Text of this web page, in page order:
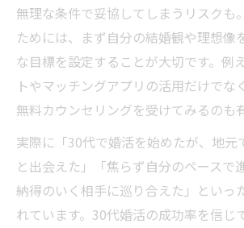
無理な条件で妥協してしまうリスクも
ためには、まず自分の結婚観や理想像
な目標を設定することが大切です。例
トやマッチングアプリの活用だけでな
無料カウンセリングを受けてみるのも
実際に「30代で婚活を始めたが、地元
と出会えた」「焦らず自分のペースで
納得のいく相手に巡り合えた」といっ
れています。30代婚活の成功率を信じ